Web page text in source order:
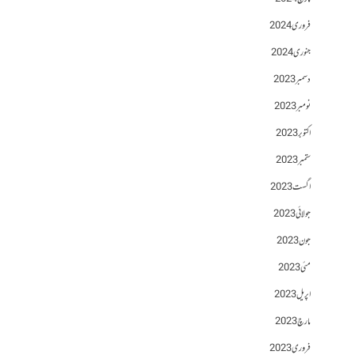
فروری 2024
جنوری 2024
دسمبر 2023
نومبر 2023
اکتوبر 2023
ستمبر 2023
اگست 2023
جولائی 2023
جون 2023
مئی 2023
اپریل 2023
مارچ 2023
فروری 2023